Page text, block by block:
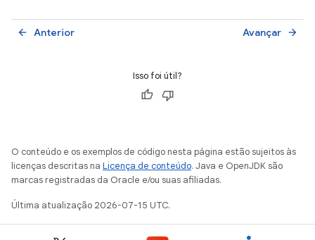
Anterior
arrow_back Avançar arrow_forward
Isso foi útil?
O conteúdo e os exemplos de código nesta página estão sujeitos às
licenças descritas na Licença de conteúdo. Java e OpenJDK são
marcas registradas da Oracle e/ou suas afiliadas.
Última atualização 2026-07-15 UTC.